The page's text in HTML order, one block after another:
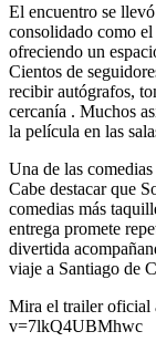
El encuentro se
consolidado como
ofreciendo un
Cientos de
recibir autógrafos,
cercanía . Muchos
la película en las
Una de las
Cabe destacar que
comedias más
entrega promete
divertida
viaje a Santiago de
Mira el trailer oficial
v=7lkQ4UBMhwc